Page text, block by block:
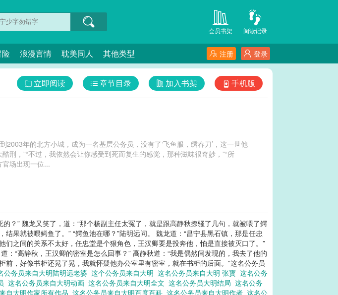
阅读记录
会员书架
险 浪漫言情 耽美同人 其他类型 登录
注册
手机版
加入书架
章节目录
立即阅读
年的北方小城，成为一名基层公务员，没有了‘飞鱼服，绣春刀’，这一世他
刑，”“不过，我依然会让你感受到死而复生的感觉，那种滋味很奇妙，”“所
场出现一位...
？” 魏龙又笑了，道：“那个杨副主任太冤了，就是跟高静秋撩骚了几句，就被喂了鳄
果就被喂鳄鱼了。” “鳄鱼池在哪？”陆明远问。 魏龙道：“昌宁县黑石镇，那是任忠
之间的关系不太好，任忠堂是个狠角色，王汉卿要是投奔他，怕是直接被灭口了。”
“高静秋，王汉卿的密室是怎么回事？” 高静秋道：“我是偶然间发现的，我去了他的
，好像书柜还晃了晃，我就怀疑他办公室里有密室，就在书柜的后面。”这名公务员
公务员来自大明陆明远老婆 这个公务员来自大明 这名公务员来自大明 张寳 这名公务
这名公务员来自大明动画 这名公务员来自大明全文 这名公务员大明结局 这名公务
自大明作家所有作品 这名公务员来自大明百度百科 这名公务员来自大明作者 这名公